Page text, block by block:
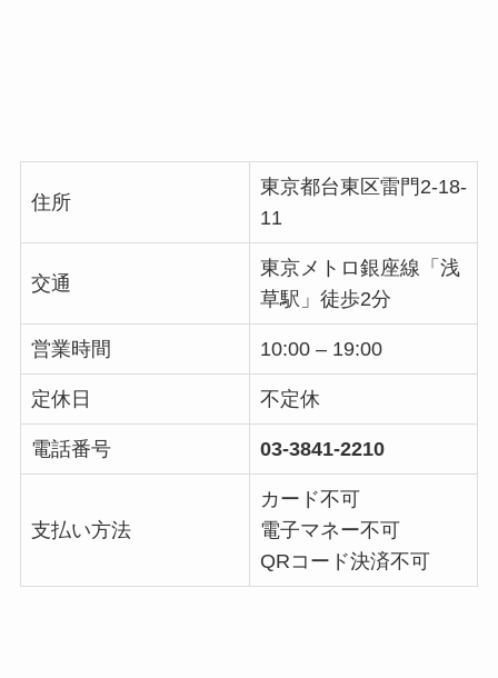
住所
東京都台東区雷門2-18-
11
交通
東京メトロ銀座線「浅
草駅」徒歩2分
営業時間 10:00 – 19:00
定休日 不定休
電話番号 03-3841-2210
支払い方法
カード不可
電子マネー不可
QRコード決済不可